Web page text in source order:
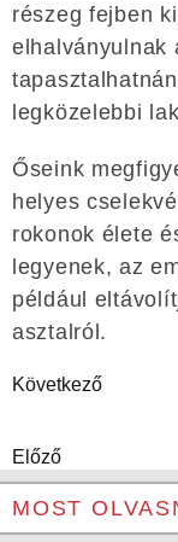
részeg fejben
elhalványulnak
legközelebbi
Őseink
helyes
rokonok élete
legyenek, az
például
asztalról.
Következő
Előző
MOST